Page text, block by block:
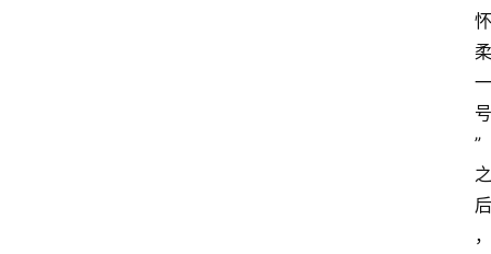
怀
柔
一
号
”
之
后
，